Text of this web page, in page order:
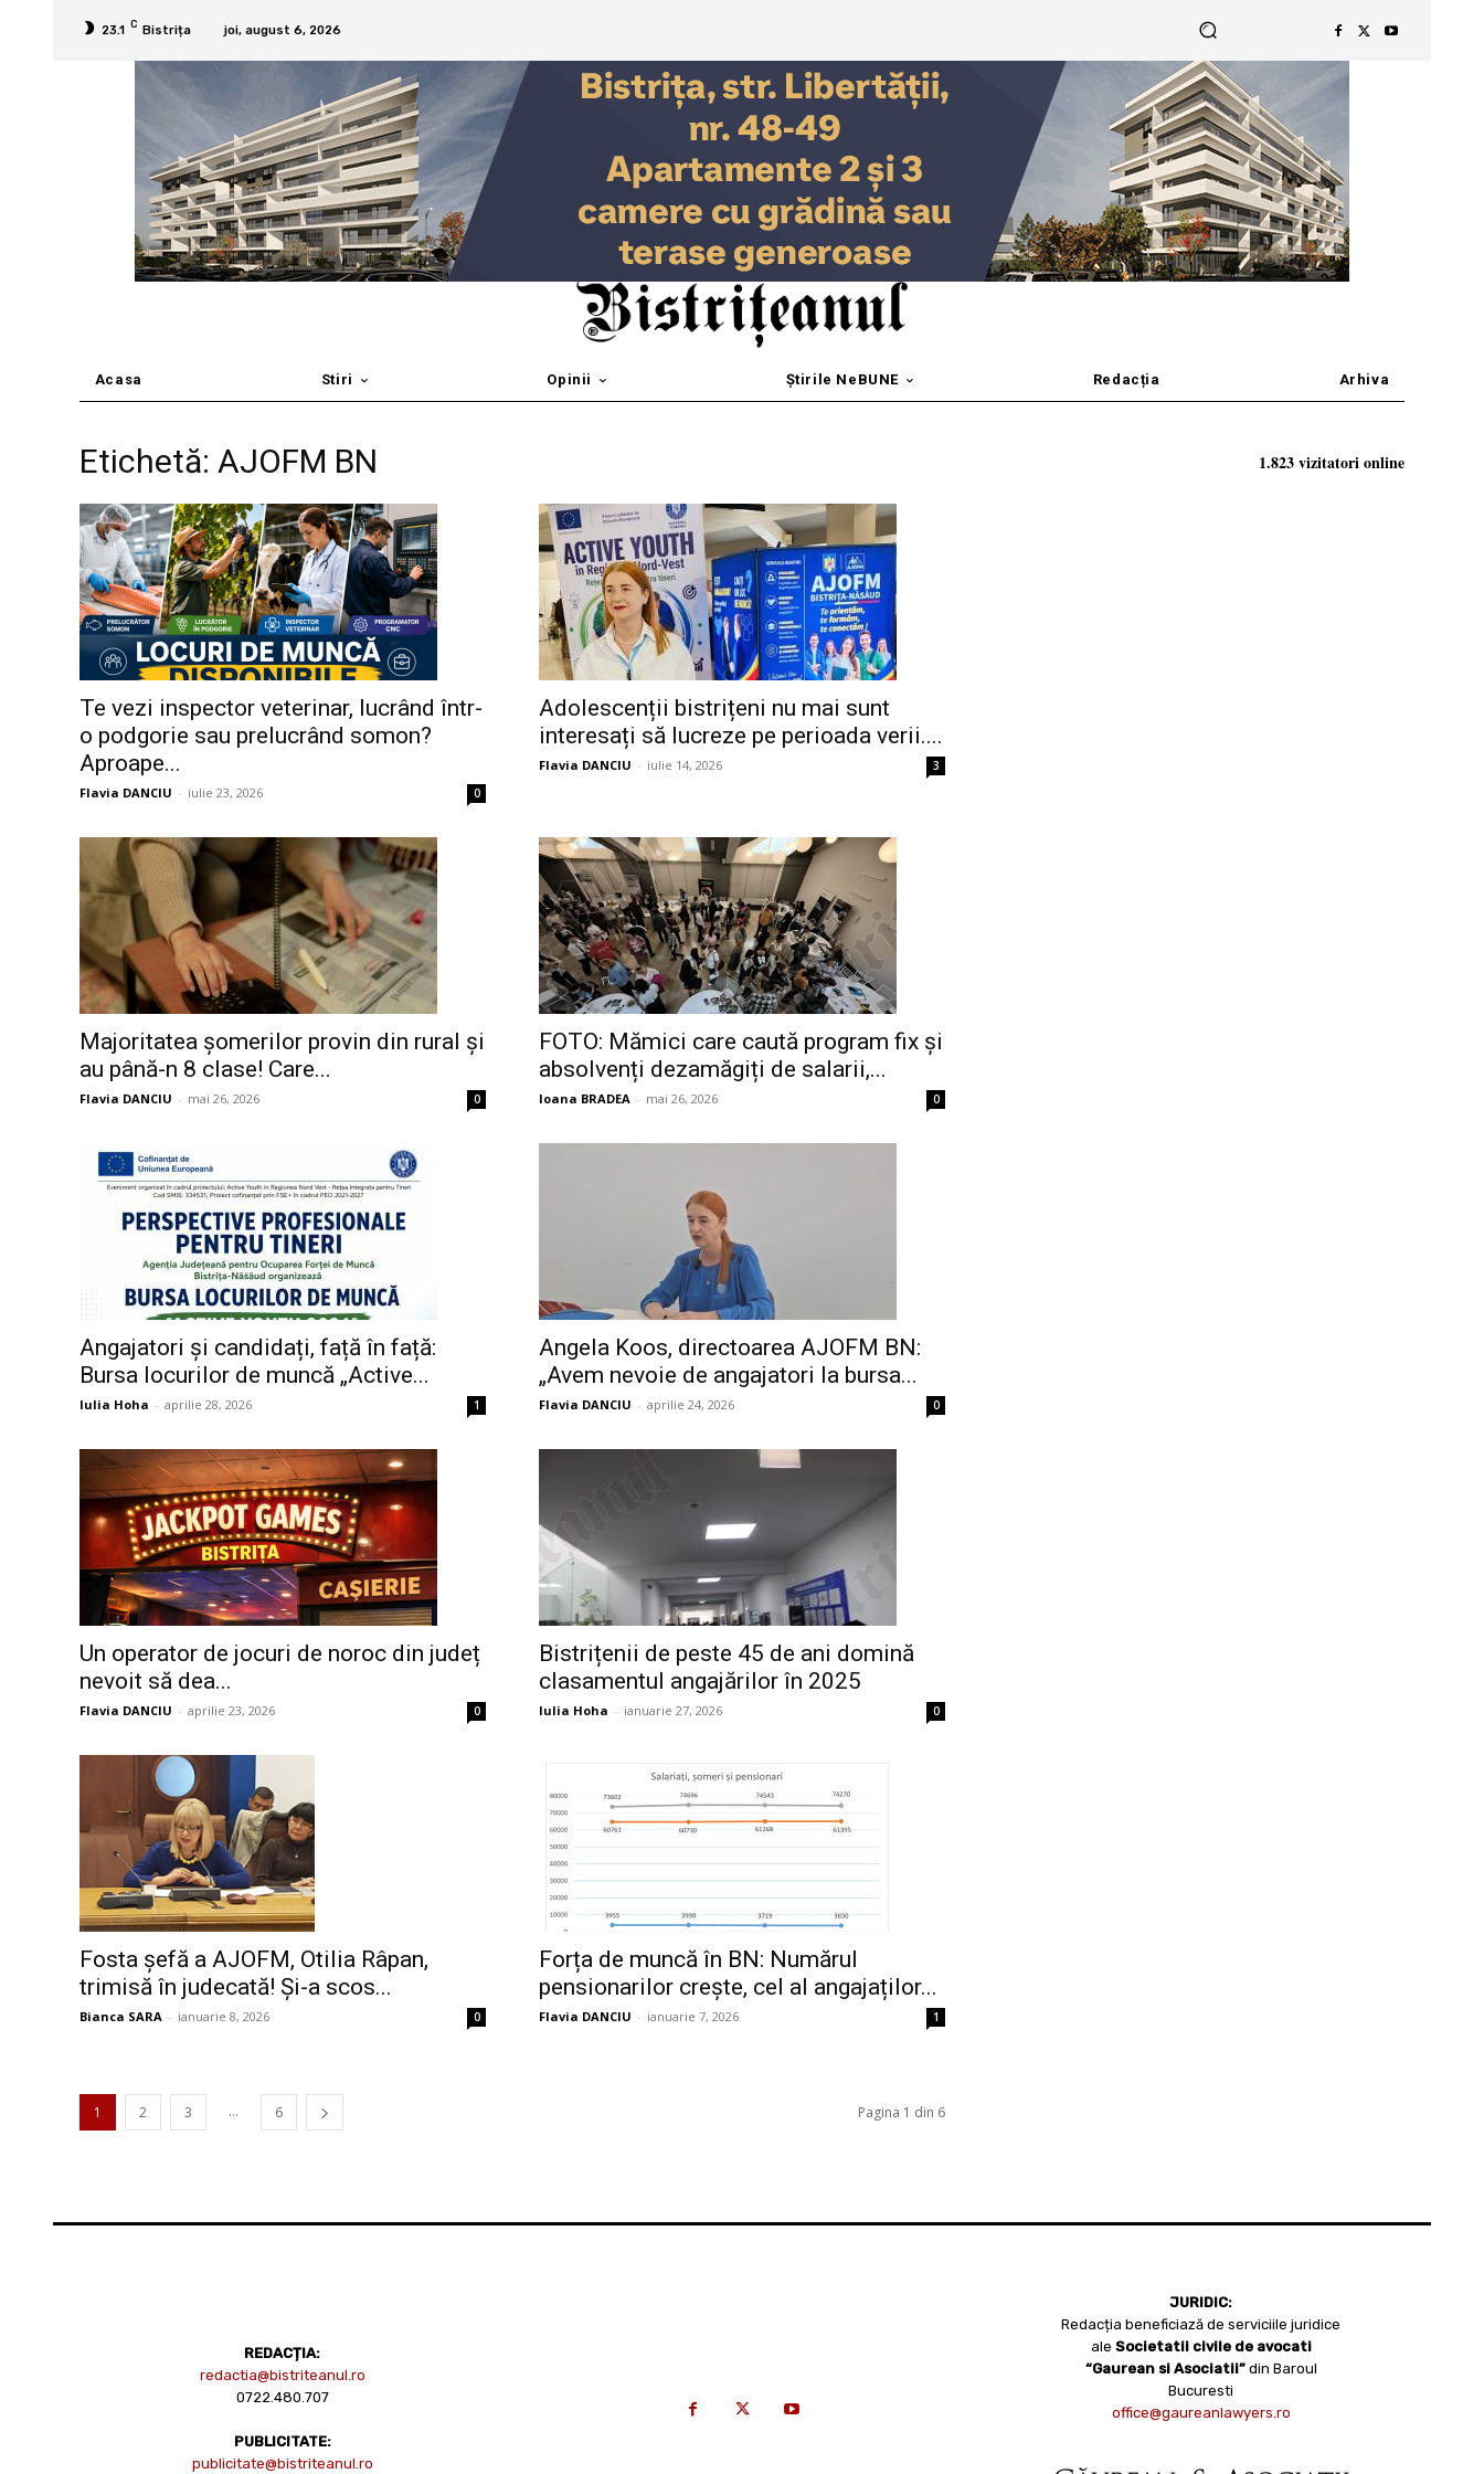
23.1 C Bistrița joi, august 6, 2026
Acasa Stiri Opinii Știrile NeBUNE Redacția Arhiva
Etichetă: AJOFM BN
Te vezi inspector veterinar, lucrând într-
o podgorie sau prelucrând somon?
Aproape...
Flavia DANCIU - iulie 23, 2026 0
Adolescenții bistrițeni nu mai sunt
interesați să lucreze pe perioada verii....
Flavia DANCIU - iulie 14, 2026 3
Majoritatea șomerilor provin din rural și
au până-n 8 clase! Care...
Flavia DANCIU - mai 26, 2026 0
FOTO: Mămici care caută program fix și
absolvenți dezamăgiți de salarii,...
Ioana BRADEA - mai 26, 2026 0
Angajatori și candidați, față în față:
Bursa locurilor de muncă „Active...
Iulia Hoha - aprilie 28, 2026 1
Angela Koos, directoarea AJOFM BN:
„Avem nevoie de angajatori la bursa...
Flavia DANCIU - aprilie 24, 2026 0
Un operator de jocuri de noroc din județ
nevoit să dea...
Flavia DANCIU - aprilie 23, 2026 0
Bistrițenii de peste 45 de ani domină
clasamentul angajărilor în 2025
Iulia Hoha - ianuarie 27, 2026 0
Fosta șefă a AJOFM, Otilia Râpan,
trimisă în judecată! Și-a scos...
Bianca SARA - ianuarie 8, 2026 0
Forța de muncă în BN: Numărul
pensionarilor crește, cel al angajaților...
Flavia DANCIU - ianuarie 7, 2026 1
1 2 3 ... 6 Pagina 1 din 6
1.823 vizitatori online
REDACȚIA:
redactia@bistriteanul.ro
0722.480.707
PUBLICITATE:
publicitate@bistriteanul.ro
JURIDIC:
Redacția beneficiază de serviciile juridice
ale Societatii civile de avocati
“Gaurean si Asociatii” din Baroul
Bucuresti
office@gaureanlawyers.ro